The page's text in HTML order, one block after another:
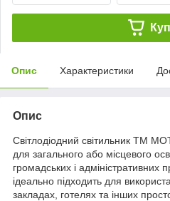
Опис Характеристики
Опис
Світлодіодний світильник ТМ
для загального або місцевого
громадських і адміністративних
ідеально підходить для
закладах, готелях та інших